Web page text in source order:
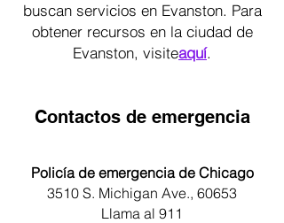
buscan servicios en Evanston. Para
obtener recursos en la ciudad de
Evanston, visiteaquí.
Contactos de emergencia
Policía de emergencia de Chicago
3510 S. Michigan Ave., 60653
Llama al 911